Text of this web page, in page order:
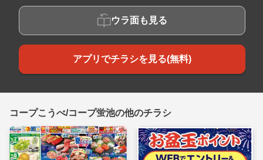
ウラ面も見る
アプリでチラシを見る(無料)
コープこうべ/コープ蛍池の他のチラシ